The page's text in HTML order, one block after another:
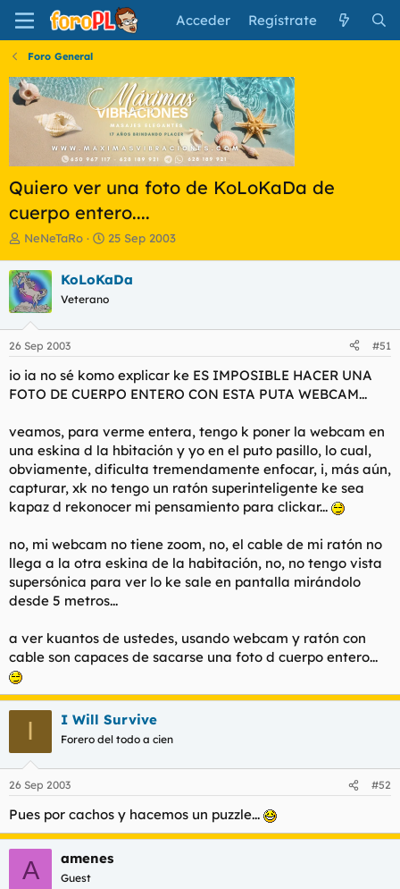
Acceder Regístrate
Foro General
Quiero ver una foto de KoLoKaDa de
cuerpo entero....
I
i
c
i
a
d
o
d
e
t
e
a
NeNeTaRo
F
h
a
e
i
c
o
25 Sep 2003
KoLoKaDa
Veterano
26 Sep 2003 #51
io ia no sé komo explicar ke ES IMPOSIBLE HACER UNA
FOTO DE CUERPO ENTERO CON ESTA PUTA WEBCAM...
veamos, para verme entera, tengo k poner la webcam en
una eskina d la hbitación y yo en el puto pasillo, lo cual,
obviamente, dificulta tremendamente enfocar, i, más aún,
capturar, xk no tengo un ratón superinteligente ke sea
kapaz d rekonocer mi pensamiento para clickar...
no, mi webcam no tiene zoom, no, el cable de mi ratón no
llega a la otra eskina de la habitación, no, no tengo vista
supersónica para ver lo ke sale en pantalla mirándolo
desde 5 metros...
a ver kuantos de ustedes, usando webcam y ratón con
cable son capaces de sacarse una foto d cuerpo entero...
I I Will Survive
Forero del todo a cien
26 Sep 2003 #52
Pues por cachos y hacemos un puzzle...
A amenes
Guest